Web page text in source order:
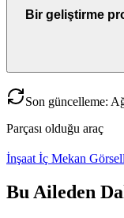
Bir geliştirme
Son güncelleme:
Parçası olduğu araç
İnşaat İç Mekan
Bu Aileden